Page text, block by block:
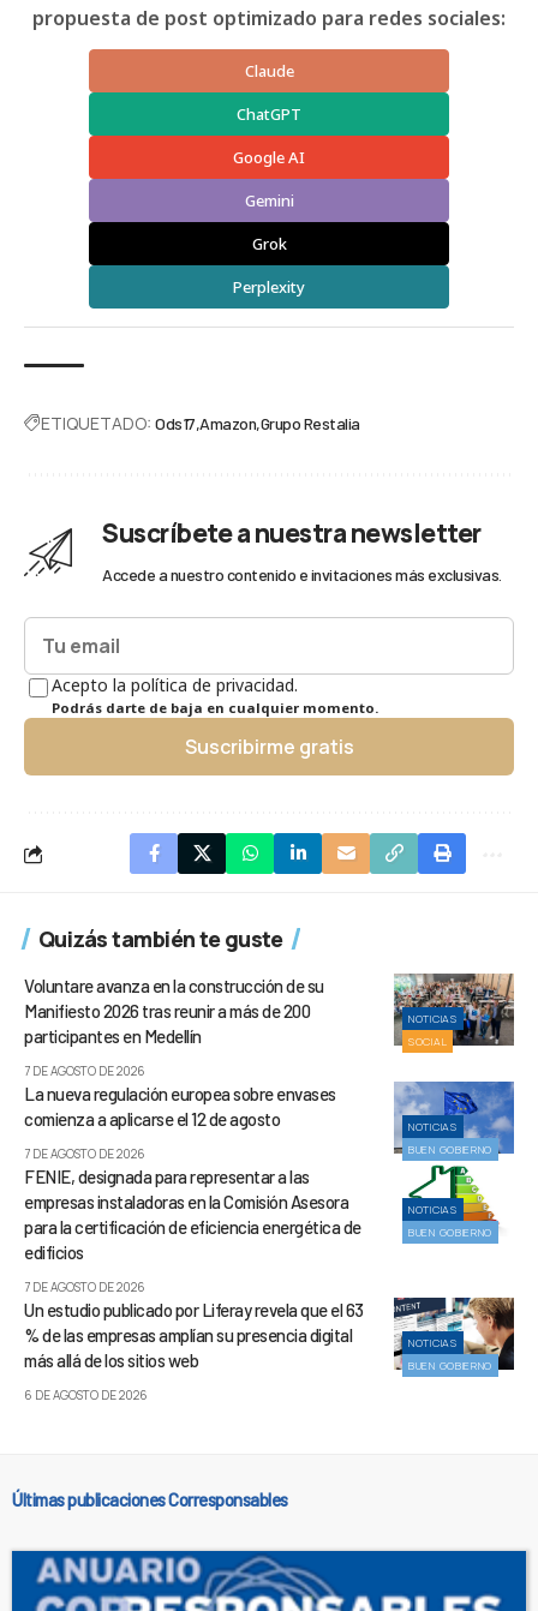
propuesta de post optimizado para redes sociales:
Claude
ChatGPT
Google AI
Gemini
Grok
Perplexity
ETIQUETADO: Ods17 Amazon Grupo Restalia
Suscríbete a nuestra newsletter
Accede a nuestro contenido e invitaciones más exclusivas.
Acepto la política de privacidad.
Podrás darte de baja en cualquier momento.
Suscribirme gratis
Quizás también te guste
NOTICIAS
SOCIAL
Voluntare avanza en la construcción de su
Manifiesto 2026 tras reunir a más de 200
participantes en Medellín
7 DE AGOSTO DE 2026
NOTICIAS
BUEN GOBIERNO
La nueva regulación europea sobre envases
comienza a aplicarse el 12 de agosto
7 DE AGOSTO DE 2026
NOTICIAS
BUEN GOBIERNO
FENIE, designada para representar a las
empresas instaladoras en la Comisión Asesora
para la certificación de eficiencia energética de
edificios
7 DE AGOSTO DE 2026
NOTICIAS
BUEN GOBIERNO
Un estudio publicado por Liferay revela que el 63
% de las empresas amplían su presencia digital
más allá de los sitios web
6 DE AGOSTO DE 2026
Últimas publicaciones Corresponsables